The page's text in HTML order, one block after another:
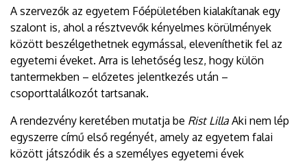
A szervezők az egyetem Főépületében kialakítanak egy
szalont is, ahol a résztvevők kényelmes körülmények
között beszélgethetnek egymással, eleveníthetik fel az
egyetemi éveket. Arra is lehetőség lesz, hogy külön
tantermekben – előzetes jelentkezés után –
csoporttalálkozót tartsanak.
A rendezvény keretében mutatja be Rist Lilla Aki nem lép
egyszerre című első regényét, amely az egyetem falai
között játszódik és a személyes egyetemi évek